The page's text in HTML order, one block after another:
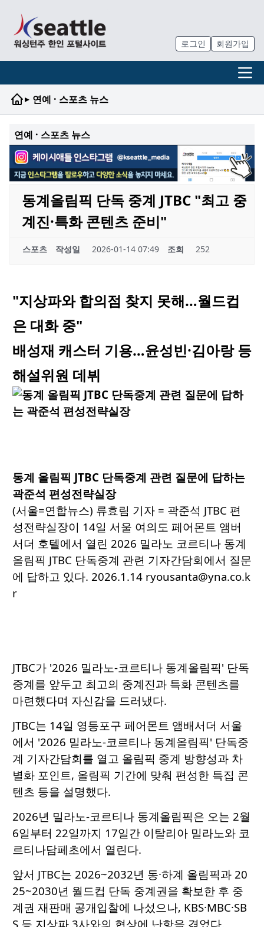
로그인 회원가입
▸ 연예 · 스포츠 뉴스
연예 · 스포츠 뉴스
동계올림픽 단독 중계 JTBC "최고 중
계진·특화 콘텐츠 준비"
스포츠 작성일 2026-01-14 07:49 조회 252
"지상파와 합의점 찾지 못해…월드컵
은 대화 중"
배성재 캐스터 기용…윤성빈·김아랑 등
해설위원 데뷔
동계 올림픽 JTBC 단독중계 관련 질문에 답하는
곽준석 편성전략실장
(서울=연합뉴스) 류효림 기자 = 곽준석 JTBC 편
성전략실장이 14일 서울 여의도 페어몬트 앰버
서더 호텔에서 열린 2026 밀라노 코르티나 동계
올림픽 JTBC 단독중계 관련 기자간담회에서 질문
에 답하고 있다. 2026.1.14 ryousanta@yna.co.k
r
JTBC가 '2026 밀라노-코르티나 동계올림픽' 단독
중계를 앞두고 최고의 중계진과 특화 콘텐츠를
마련했다며 자신감을 드러냈다.
JTBC는 14일 영등포구 페어몬트 앰배서더 서울
에서 '2026 밀라노-코르티나 동계올림픽' 단독중
계 기자간담회를 열고 올림픽 중계 방향성과 차
별화 포인트, 올림픽 기간에 맞춰 편성한 특집 콘
텐츠 등을 설명했다.
2026년 밀라노-코르티나 동계올림픽은 오는 2월
6일부터 22일까지 17일간 이탈리아 밀라노와 코
르티나담페초에서 열린다.
앞서 JTBC는 2026~2032년 동·하계 올림픽과 20
25~2030년 월드컵 단독 중계권을 확보한 후 중
계권 재판매 공개입찰에 나섰으나, KBS·MBC·SB
S 등 지상파 3사와의 협상에 난항을 겪었다.